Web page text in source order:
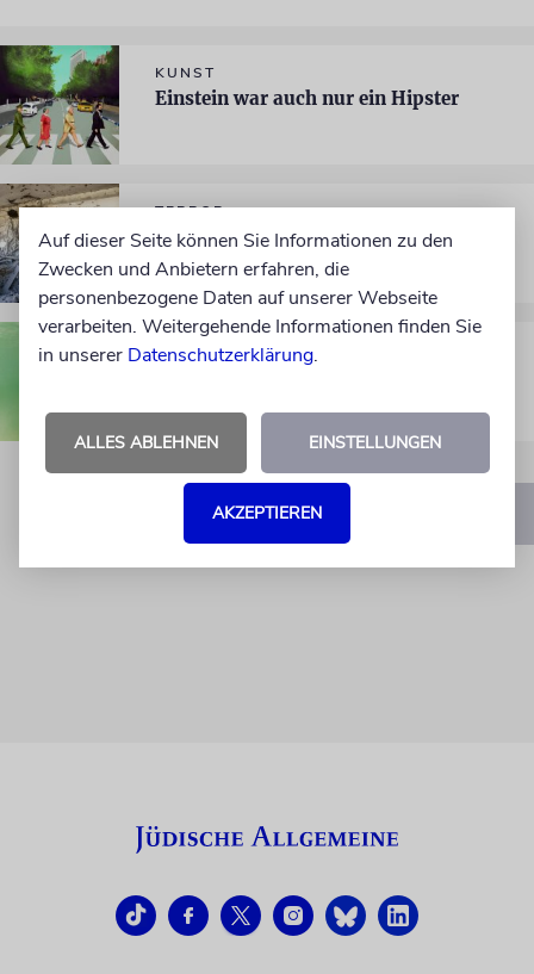
KUNST
Einstein war auch nur ein Hipster
TERROR
Angst im Süden
ISRAEL
3 …
Auf dieser Seite können Sie Informationen zu den
Zwecken und Anbietern erfahren, die
personenbezogene Daten auf unserer Webseite
verarbeiten. Weitergehende Informationen finden Sie
in unserer Datenschutzerklärung.
ALLES ABLEHNEN EINSTELLUNGEN
AKZEPTIEREN